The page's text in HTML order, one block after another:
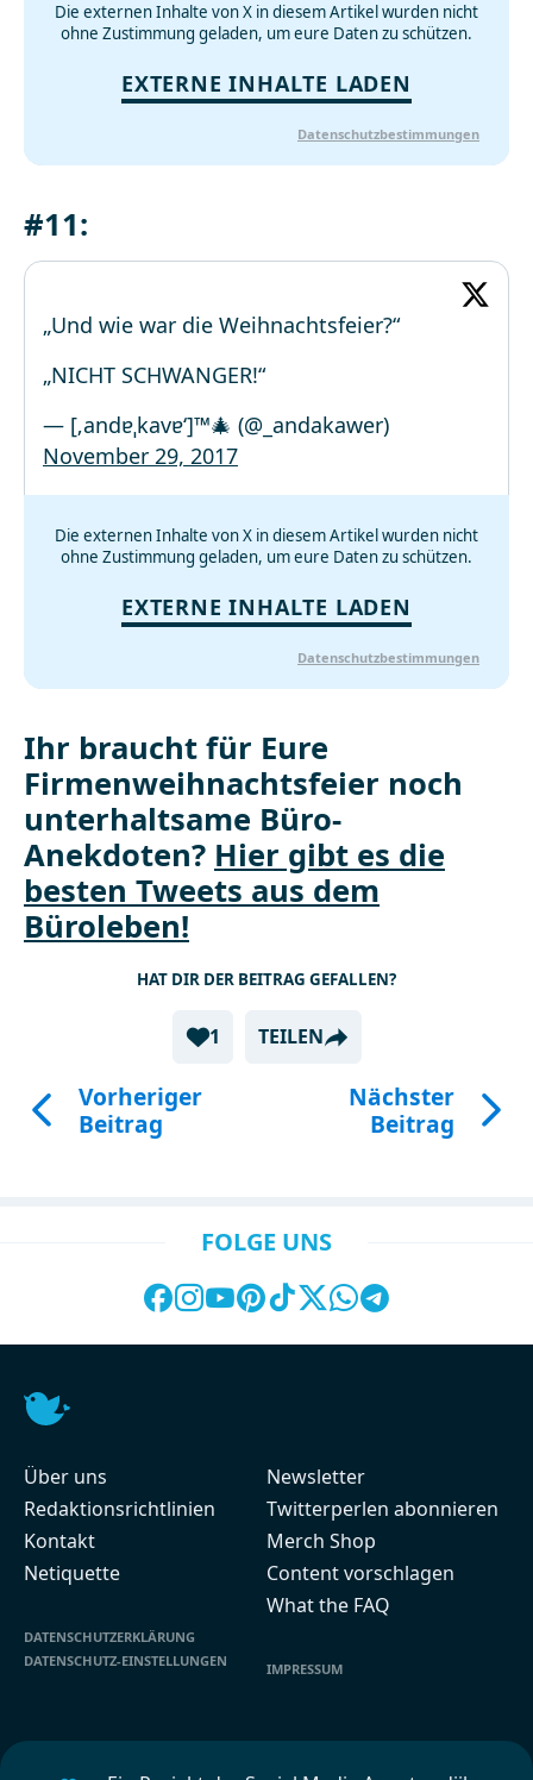
Die externen Inhalte von X in diesem Artikel wurden nicht
ohne Zustimmung geladen, um eure Daten zu schützen.
EXTERNE INHALTE LADEN
Datenschutzbestimmungen
#11:
„Und wie war die Weihnachtsfeier?“
„NICHT SCHWANGER!“
— [‚andɐˌkavɐ‘]™🎄 (@_andakawer)
November 29, 2017
Die externen Inhalte von X in diesem Artikel wurden nicht
ohne Zustimmung geladen, um eure Daten zu schützen.
EXTERNE INHALTE LADEN
Datenschutzbestimmungen
Ihr braucht für Eure
Firmenweihnachtsfeier noch
unterhaltsame Büro-
Anekdoten? Hier gibt es die
besten Tweets aus dem
Büroleben!
HAT DIR DER BEITRAG GEFALLEN?
1 TEILEN
Vorheriger
Beitrag
Nächster
Beitrag
FOLGE UNS
Über uns
Redaktionsrichtlinien
Kontakt
Netiquette
DATENSCHUTZERKLÄRUNG
DATENSCHUTZ-EINSTELLUNGEN
Newsletter
Twitterperlen abonnieren
Merch Shop
Content vorschlagen
What the FAQ
IMPRESSUM